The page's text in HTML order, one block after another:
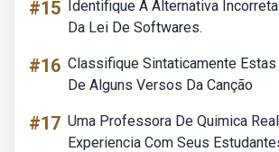
#15 Identifique A Alternativa
Da Lei De Softwares.
#16 Classifique Sintaticamente
De Alguns Versos Da Canção
#17 Uma Professora De Quimica
Experiencia Com Seus